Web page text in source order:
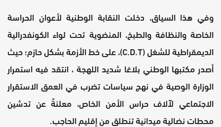
وفي هذا السياق، دخلت النقابة الوطنية لأعوان الحراسة
الخاصة والنظافة والطبخ، المنضوية تحت لواء الكونفدرالية
الديمقراطية للشغل (C.D.T)، على خط الأزمة بشكل حازم؛ حيث
أصدر مكتبها الوطني بلاغا شديد اللهجة ، انتقد فيه استمرار
الوزارة الوصية في نهج سياسات تضرب في العمق الاستقرار
الاجتماعي لآلاف حراس الأمن الخاص، معلنةً عن تدشين
محطات نضالية ميدانية تنطلق من إقليم الحاجب.